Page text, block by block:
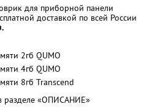
для приборной панели
доставкой по всей России
2гб QUMO
4гб QUMO
8гб Transcend
разделе «ОПИСАНИЕ»